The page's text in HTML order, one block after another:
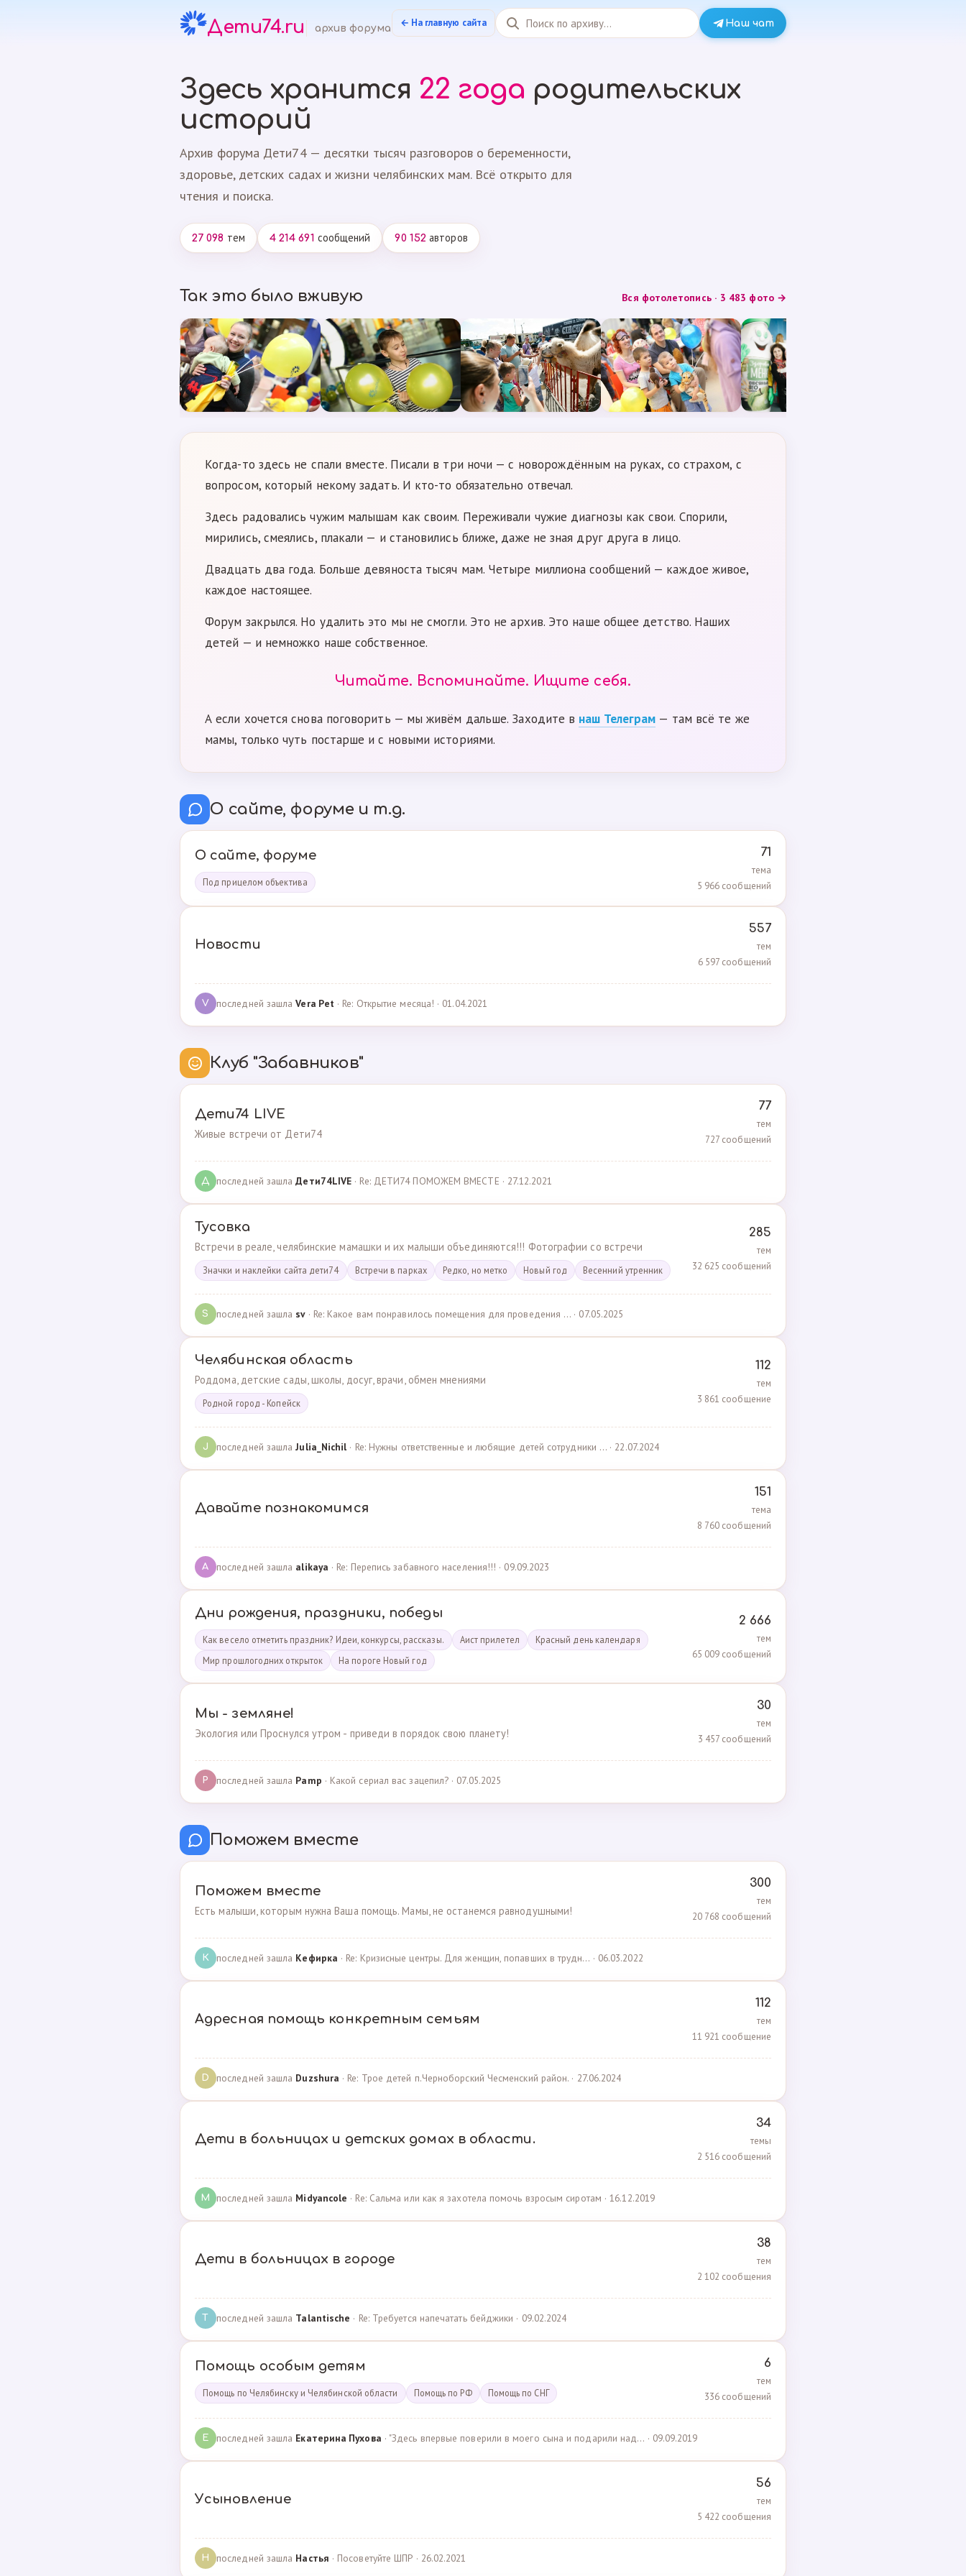
Дети74.ru архив форума ← На главную сайта Наш чат
Здесь хранится 22 года родительских
историй
Архив форума Дети74 — десятки тысяч разговоров о беременности,
здоровье, детских садах и жизни челябинских мам. Всё открыто для
чтения и поиска.
27 098 тем 4 214 691 сообщений 90 152 авторов
Так это было вживую Вся фотолетопись · 3 483 фото →
Когда-то здесь не спали вместе. Писали в три ночи — с новорождённым на руках, со страхом, с
вопросом, который некому задать. И кто-то обязательно отвечал.
Здесь радовались чужим малышам как своим. Переживали чужие диагнозы как свои. Спорили,
мирились, смеялись, плакали — и становились ближе, даже не зная друг друга в лицо.
Двадцать два года. Больше девяноста тысяч мам. Четыре миллиона сообщений — каждое живое,
каждое настоящее.
Форум закрылся. Но удалить это мы не смогли. Это не архив. Это наше общее детство. Наших
детей — и немножко наше собственное.
Читайте. Вспоминайте. Ищите себя.
А если хочется снова поговорить — мы живём дальше. Заходите в наш Телеграм — там всё те же
мамы, только чуть постарше и с новыми историями.
О сайте, форуме и т.д.
О сайте, форуме
Под прицелом объектива
71
тема
5 966 сообщений
Новости
557
тем
6 597 сообщений
V последней зашлаVera Pet · Re: Открытие месяца! · 01.04.2021
Клуб "Забавников"
Дети74 LIVE
Живые встречи от Дети74
77
тем
727 сообщений
Д последней зашлаДeти74LIVE · Re: ДЕТИ74 ПОМОЖЕМ ВМЕСТЕ · 27.12.2021
Тусовка
Встречи в реале, челябинские мамашки и их малыши объединяются!!! Фотографии со встречи
Значки и наклейки сайта дети74 Встречи в парках Редко, но метко Новый год Весенний утренник
285
тем
32 625 сообщений
S последней зашла sv· Re: Какое вам понравилось помещения для проведения … · 07.05.2025
Челябинская область
Роддома, детские сады, школы, досуг, врачи, обмен мнениями
Родной город - Копейск
112
тем
3 861 сообщение
J последней зашлаJulia_Nichil· Re: Нужны ответственные и любящие детей сотрудники … · 22.07.2024
Давайте познакомимся
151
тема
8 760 сообщений
A последней зашла alikaya · Re: Перепись забавного населения!!! · 09.09.2023
Дни рождения, праздники, победы
Как весело отметить праздник? Идеи, конкурсы, рассказы. Аист прилетел
Красный день календаря
Мир прошлогодних открыток
На пороге Новый год
2 666
тем
65 009 сообщений
Мы - земляне!
Экология или Проснулся утром - приведи в порядок свою планету!
30
тем
3 457 сообщений
P последней зашла Pamp · Какой сериал вас зацепил? · 07.05.2025
Поможем вместе
Поможем вместе
Есть малыши, которым нужна Ваша помощь. Мамы, не останемся равнодушными!
300
тем
20 768 сообщений
К последней зашла Кефирка · Re: Кризисные центры. Для женщин, попавших в трудн… · 06.03.2022
Адресная помощь конкретным семьям
112
тем
11 921 сообщение
D последней зашла Duzshura · Re: Трое детей п.Черноборский Чесменский район. · 27.06.2024
Дети в больницах и детских домах в области.
34
темы
2 516 сообщений
M последней зашла Midyancole · Re: Сальма или как я захотела помочь взросым сиротам · 16.12.2019
Дети в больницах в городе
38
тем
2 102 сообщения
T последней зашла Talantische · Re: Требуется напечатать бейджики · 09.02.2024
Помощь особым детям
Помощь по Челябинску и Челябинской области Помощь по РФ Помощь по СНГ
6
тем
336 сообщений
Е последней зашла Екатерина Пухова · "Здесь впервые поверили в моего сына и подарили над… · 09.09.2019
Усыновление
56
тем
5 422 сообщения
Н последней зашла Настья · Посоветуйте ШПР · 26.02.2021